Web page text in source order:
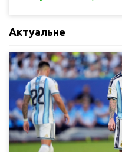
Актуальне